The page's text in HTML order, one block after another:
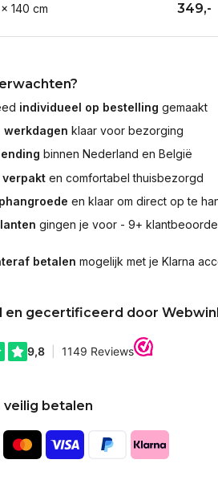
140 cm 349,-
individueel op bestelling gemaakt
werkdagen klaar voor bezorging
binnen Nederland en België
en comfortabel thuisbezorgd
en klaar om direct op te
gingen je voor - 9+
betalen mogelijk met je Klarna
en gecertificeerd door
veilig betalen